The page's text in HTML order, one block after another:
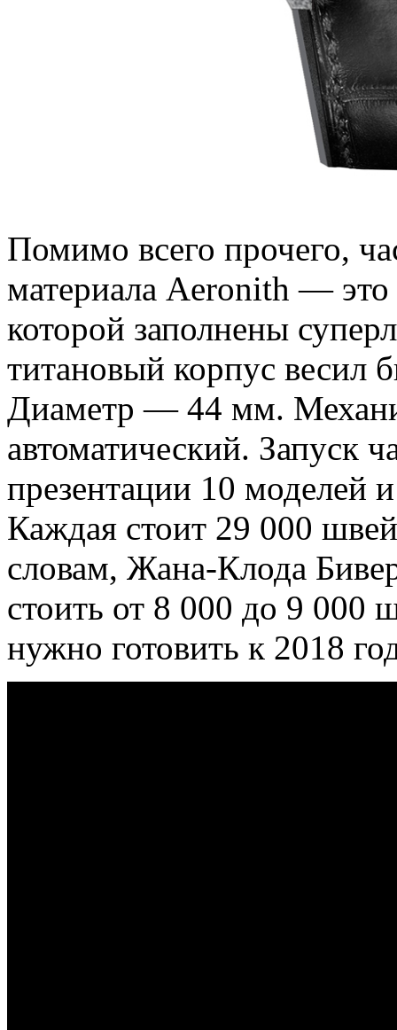
Помимо всего прочего,
материала Aeronith —
которой заполнены
титановый корпус весил
Диаметр — 44 мм.
автоматический. Запуск
презентации 10 моделей
Каждая стоит 29 000
словам, Жана-Клода
стоить от 8 000 до 9 000
нужно готовить к 2018